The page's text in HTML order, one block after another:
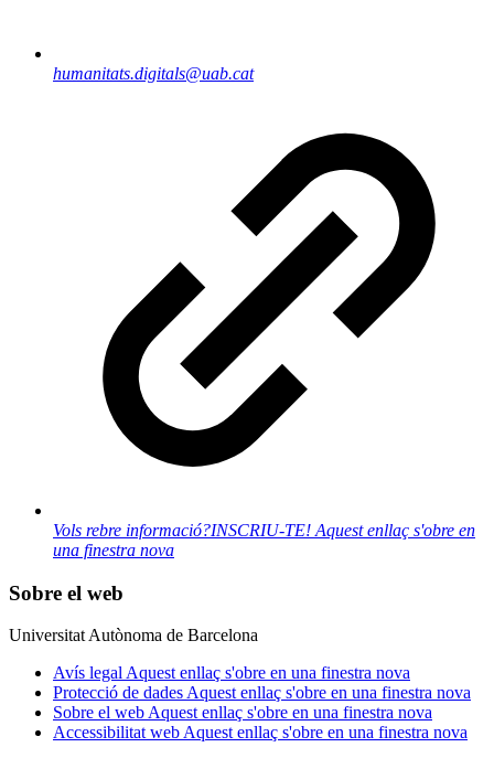
humanitats.digitals@uab.cat
Vols rebre informació?INSCRIU-TE! Aquest enllaç s'obre en
una finestra nova
Sobre el web
Universitat Autònoma de Barcelona
Avís legal Aquest enllaç s'obre en una finestra nova
Protecció de dades Aquest enllaç s'obre en una finestra nova
Sobre el web Aquest enllaç s'obre en una finestra nova
Accessibilitat web Aquest enllaç s'obre en una finestra nova